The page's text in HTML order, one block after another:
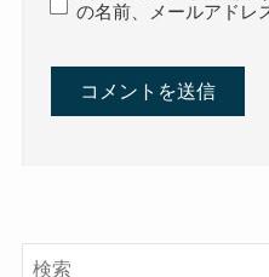
の名前、メールアドレ